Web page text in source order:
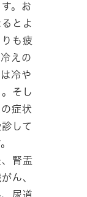
。お
とよ
も疲
えの
冷や
そし
症状
して
腎盂
ん、
尿道